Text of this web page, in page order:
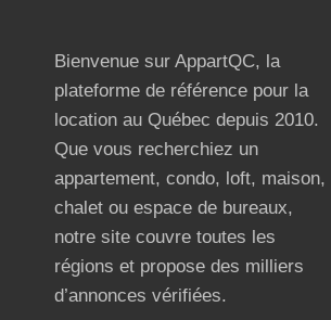
Bienvenue sur AppartQC, la
plateforme de référence pour la
location au Québec depuis 2010.
Que vous recherchiez un
appartement, condo, loft, maison,
chalet ou espace de bureaux,
notre site couvre toutes les
régions et propose des milliers
d’annonces vérifiées.